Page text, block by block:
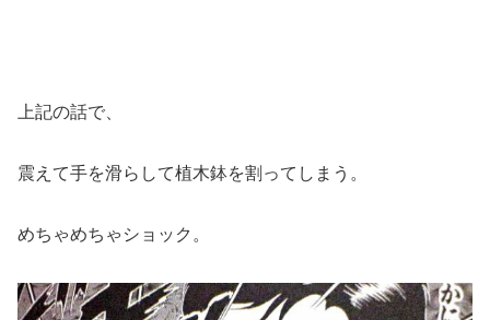
上記の話で、
震えて手を滑らして植木鉢を割ってしまう。
めちゃめちゃショック。